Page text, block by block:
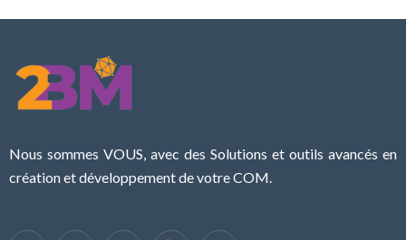
Nous sommes VOUS, avec des Solutions et outils avancés en
création et développement de votre COM.